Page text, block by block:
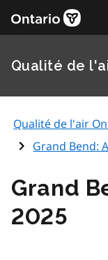
Qualité de
Qualité de l'air
Grand Bend:
Grand
2025